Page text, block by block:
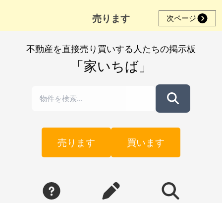
売ります 次ページ
不動産を直接売り買いする人たちの掲示板
「家いちば」
売ります 買います